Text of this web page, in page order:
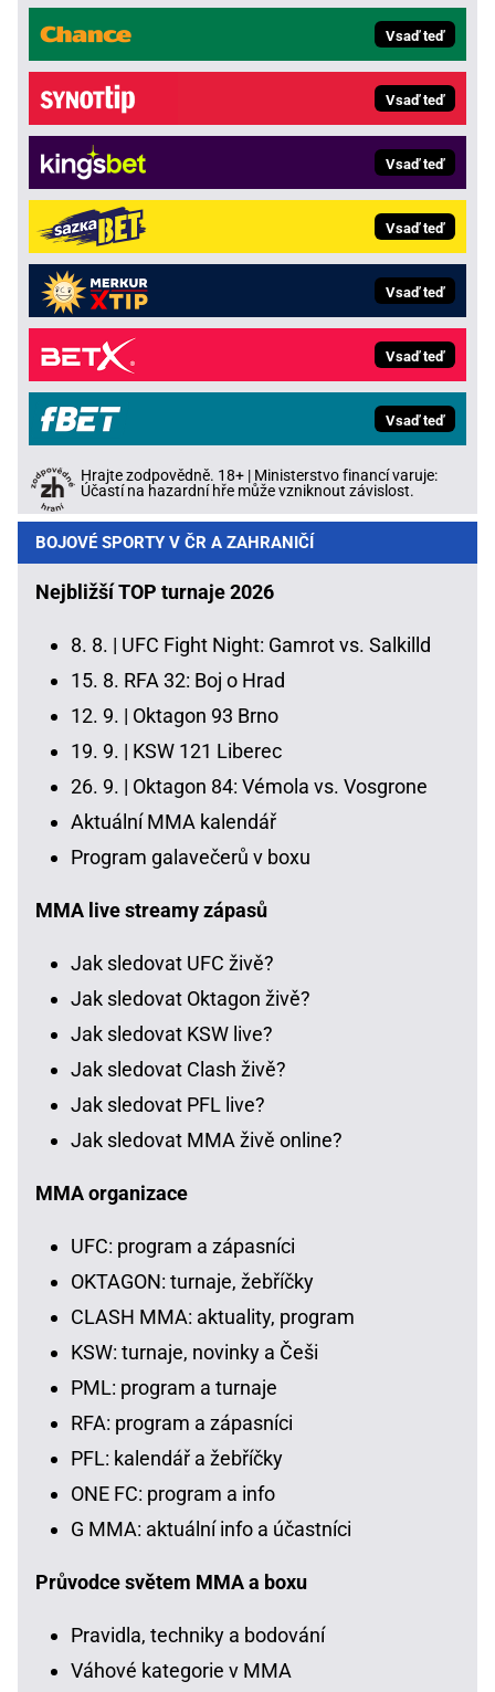
Vsaď teď
Vsaď teď
Vsaď teď
Vsaď teď
Vsaď teď
Vsaď teď
Vsaď teď
Hrajte zodpovědně. 18+ | Ministerstvo financí varuje:
Účastí na hazardní hře může vzniknout závislost.
BOJOVÉ SPORTY V ČR A ZAHRANIČÍ
Nejbližší TOP turnaje 2026
8. 8. | UFC Fight Night: Gamrot vs. Salkilld
15. 8. RFA 32: Boj o Hrad
12. 9. | Oktagon 93 Brno
19. 9. | KSW 121 Liberec
26. 9. | Oktagon 84: Vémola vs. Vosgrone
Aktuální MMA kalendář
Program galavečerů v boxu
MMA live streamy zápasů
Jak sledovat UFC živě?
Jak sledovat Oktagon živě?
Jak sledovat KSW live?
Jak sledovat Clash živě?
Jak sledovat PFL live?
Jak sledovat MMA živě online?
MMA organizace
UFC: program a zápasníci
OKTAGON: turnaje, žebříčky
CLASH MMA: aktuality, program
KSW: turnaje, novinky a Češi
PML: program a turnaje
RFA: program a zápasníci
PFL: kalendář a žebříčky
ONE FC: program a info
G MMA: aktuální info a účastníci
Průvodce světem MMA a boxu
Pravidla, techniky a bodování
Váhové kategorie v MMA